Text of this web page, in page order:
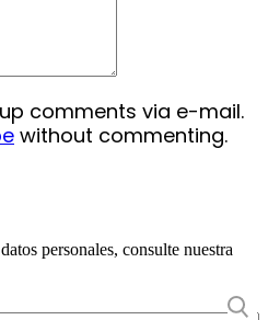
comments via e-mail.
without commenting.
personales, consulte nuestra